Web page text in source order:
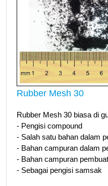
Rubber Mesh 30
Rubber Mesh 30 biasa di
- Pengisi compound
- Salah satu bahan dalam
- Bahan campuran dalam
- Bahan campuran
- Sebagai pengisi samsak